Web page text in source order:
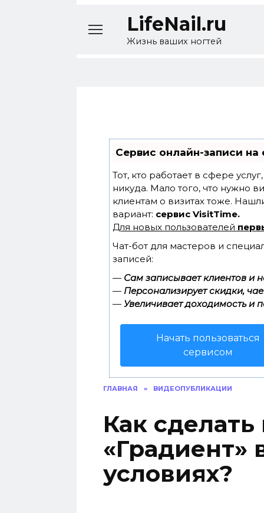
LifeNail.ru
Жизнь ваших ногтей
Сервис онлайн-записи
Тот, кто работает в сфере
никуда. Мало того, что нужно
клиентам о визитах тоже.
вариант: сервис VisitTime.
Для новых пользователей
Чат-бот для мастеров и
записей:
— Сам записывает клиентов и
— Персонализирует скидки,
— Увеличивает доходимость и
Начать пользоваться
сервисом
ГЛАВНАЯ » ВИДЕОПУБЛИКАЦИИ
Как
условиях?